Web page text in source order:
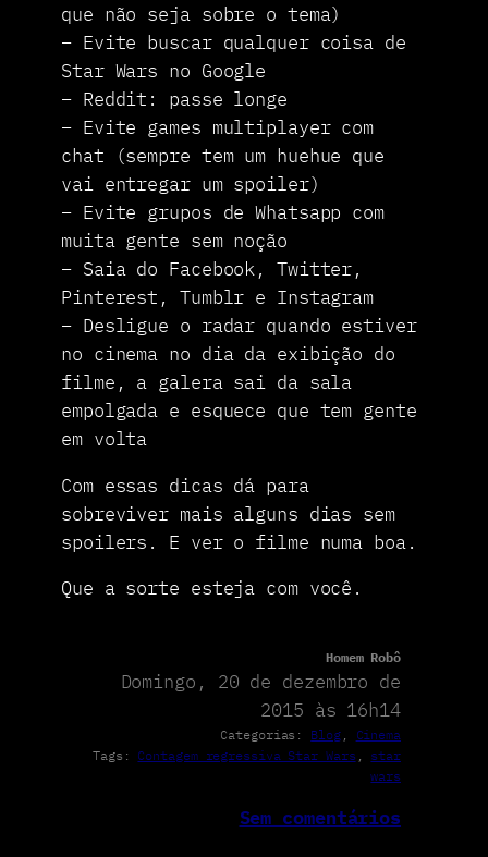
que não seja sobre o tema)
– Evite buscar qualquer coisa de
Star Wars no Google
– Reddit: passe longe
– Evite games multiplayer com
chat (sempre tem um huehue que
vai entregar um spoiler)
– Evite grupos de Whatsapp com
muita gente sem noção
– Saia do Facebook, Twitter,
Pinterest, Tumblr e Instagram
– Desligue o radar quando estiver
no cinema no dia da exibição do
filme, a galera sai da sala
empolgada e esquece que tem gente
em volta
Com essas dicas dá para
sobreviver mais alguns dias sem
spoilers. E ver o filme numa boa.
Que a sorte esteja com você.
Homem Robô
Domingo, 20 de dezembro de
2015 às 16h14
Categorias: Blog, Cinema
Tags: Contagem regressiva Star Wars
star
wars
Sem comentários